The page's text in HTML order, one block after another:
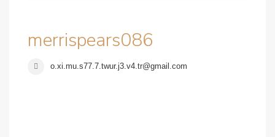
merrispears086
o.xi.mu.s77.7.twur.j3.v4.tr@gmail.com